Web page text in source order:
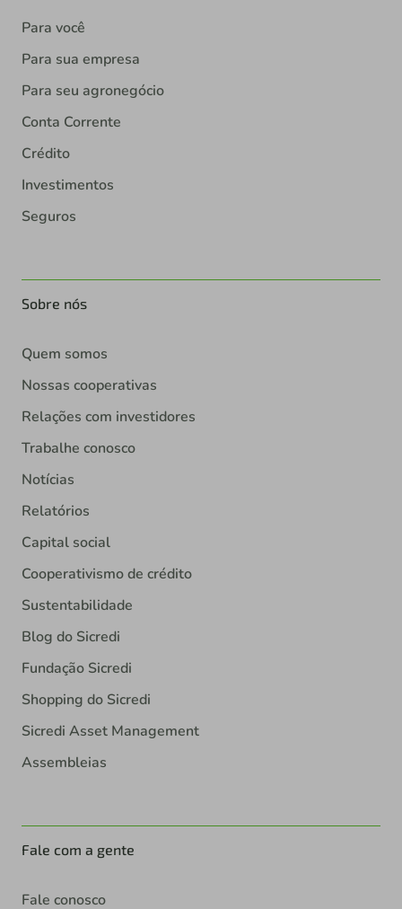
Para você
Para sua empresa
Para seu agronegócio
Conta Corrente
Crédito
Investimentos
Seguros
Sobre nós
Quem somos
Nossas cooperativas
Relações com investidores
Trabalhe conosco
Notícias
Relatórios
Capital social
Cooperativismo de crédito
Sustentabilidade
Blog do Sicredi
Fundação Sicredi
Shopping do Sicredi
Sicredi Asset Management
Assembleias
Fale com a gente
Fale conosco